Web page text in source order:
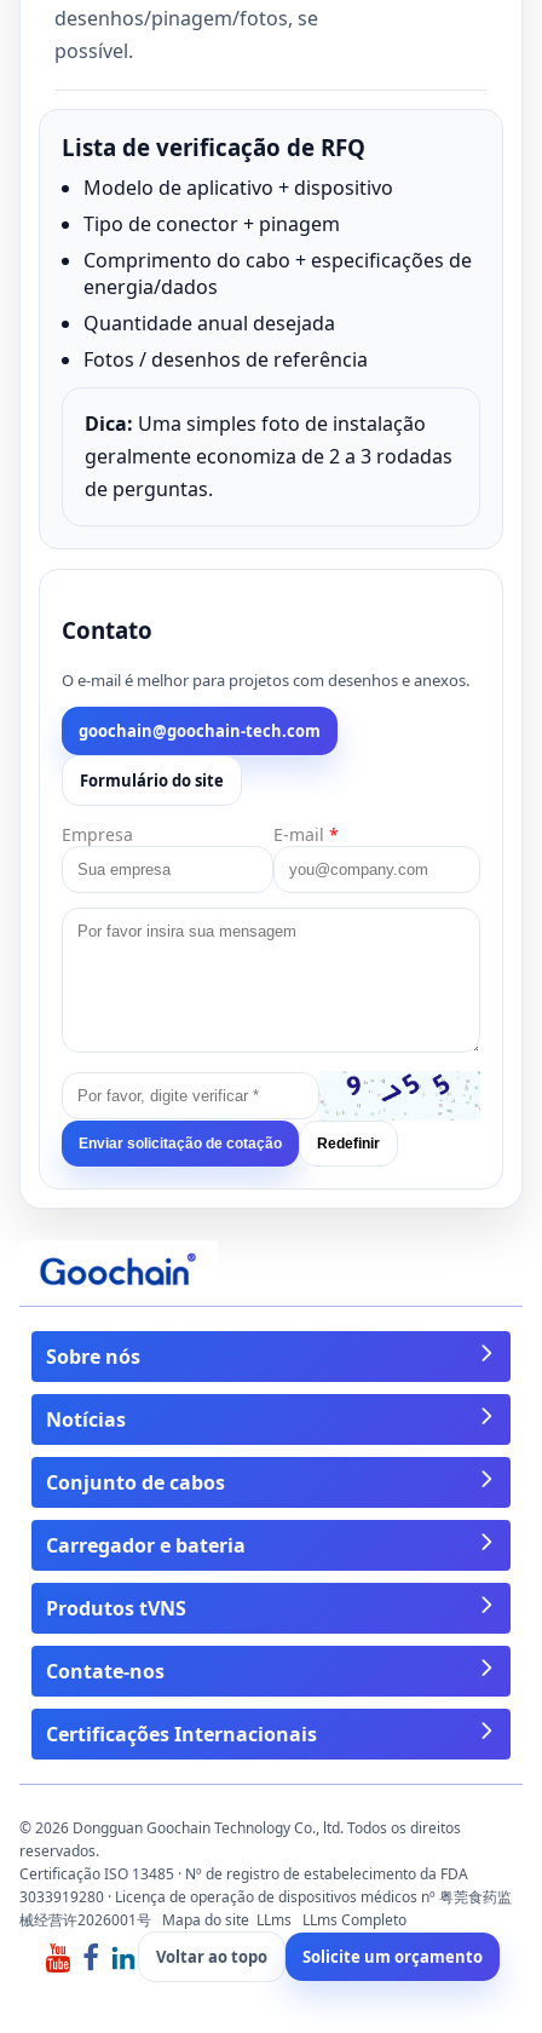
desenhos/pinagem/fotos, se
possível.
Lista de verificação de RFQ
Modelo de aplicativo + dispositivo
Tipo de conector + pinagem
Comprimento do cabo + especificações de
energia/dados
Quantidade anual desejada
Fotos / desenhos de referência
Dica: Uma simples foto de instalação
geralmente economiza de 2 a 3 rodadas
de perguntas.
Contato
O e-mail é melhor para projetos com desenhos e anexos.
goochain@goochain-tech.com
Formulário do site
Empresa E-mail *
Enviar solicitação de cotação Redefinir
Sobre nós
Notícias
Conjunto de cabos
Carregador e bateria
Produtos tVNS
Contate-nos
Certificações Internacionais
© 2026 Dongguan Goochain Technology Co., ltd. Todos os direitos
reservados.
Certificação ISO 13485 · Nº de registro de estabelecimento da FDA
3033919280 · Licença de operação de dispositivos médicos nº 粤莞食药监
械经营许2026001号 Mapa do site LLms LLms Completo
Voltar ao topo Solicite um orçamento